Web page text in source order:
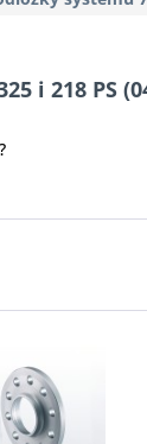
i 218 PS